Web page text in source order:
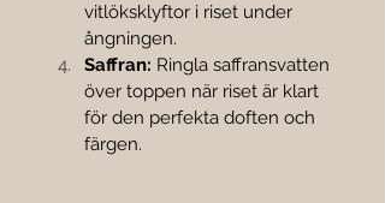
vitlöksklyftor i riset under
ångningen.
Saffran: Ringla saffransvatten
över toppen när riset är klart
för den perfekta doften och
färgen.